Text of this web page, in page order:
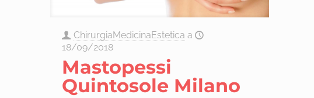
ChirurgiaMedicinaEstetica a
18/09/2018
Mastopessi
Quintosole Milano